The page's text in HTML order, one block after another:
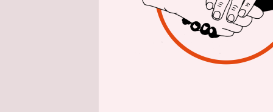
in die
sieht man
Beim
.